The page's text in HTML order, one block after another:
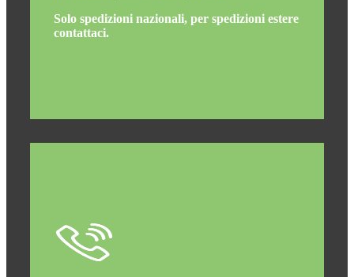
Solo spedizioni nazionali, per spedizioni estere
contattaci.